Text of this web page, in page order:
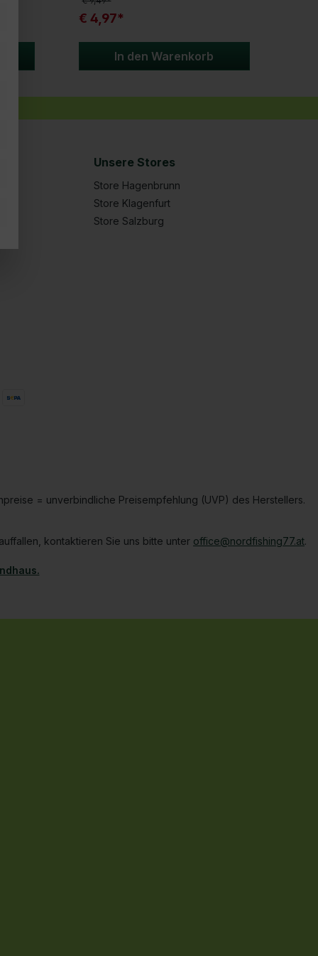
€ 4,97*
In den Warenkorb
Unsere Stores
Store Hagenbrunn
Store Klagenfurt
Store Salzburg
= unverbindliche Preisempfehlung (UVP) des Herstellers.
kontaktieren Sie uns bitte unter office@nordfishing77.at.